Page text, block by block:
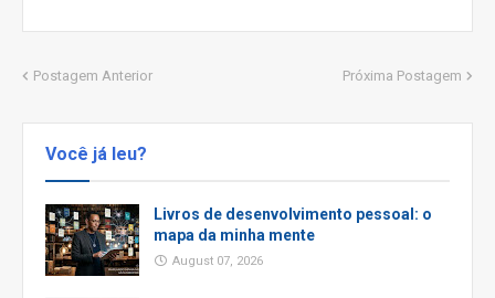
Postagem Anterior Próxima Postagem
Você já leu?
Livros de desenvolvimento pessoal: o
mapa da minha mente
August 07, 2026